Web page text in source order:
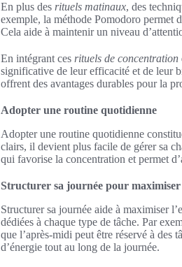
En plus des rituels matinaux, des
exemple, la méthode Pomodoro permet
Cela aide à maintenir un niveau
En intégrant ces rituels de concentration
significative de leur efficacité et de leur
offrent des avantages durables pour la
Adopter une routine quotidienne
Adopter une routine quotidienne
clairs, il devient plus facile de gérer sa
qui favorise la concentration et permet
Structurer sa journée pour maximiser
Structurer sa journée aide à maximiser
dédiées à chaque type de tâche. Par
que l’après-midi peut être réservé à des
d’énergie tout au long de la journée.